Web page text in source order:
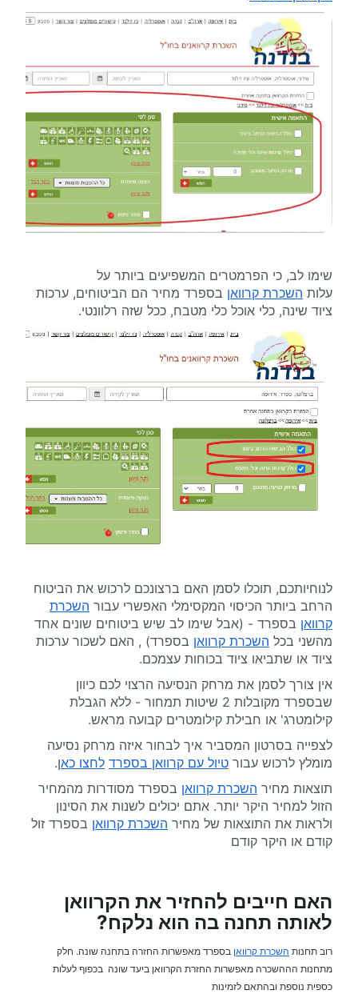
שימו לב, כי הפרמטרים המשפיעים ביותר על
עלות השכרת קרוואן בספרד מחיר הם הביטוחים, ערכות
ציוד שינה, כלי אוכל כלי מטבח, ככל שזה רלוונטי.
לנוחיותכם, תוכלו לסמן האם ברצונכם לרכוש את הביטוח
הרחב ביותר הכיסוי המקסימלי האפשרי עבור השכרת
קרוואן בספרד - (אבל שימו לב שיש ביטוחים שונים אחד
מהשני בכל השכרת קרוואן בספרד) , האם לשכור ערכות
ציוד או שתביאו ציוד בכוחות עצמכם.
אין צורך לסמן את מרחק הנסיעה הרצוי לכם כיוון
שבספרד מקובלות 2 שיטות תמחור - ללא הגבלת
קילומטרג' או חבילת קילומטרים קבועה מראש.
לצפייה בסרטון המסביר איך לבחור איזה מרחק נסיעה
מומלץ לרכוש עבור טיול עם קרוואן בספרד לחצו כאן.
תוצאות מחיר השכרת קרוואן בספרד מסודרות מהמחיר
הזול למחיר היקר יותר. אתם יכולים לשנות את הסינון
ולראות את התוצאות של מחיר השכרת קרוואן בספרד זול
קודם או היקר קודם
האם חייבים להחזיר את הקרוואן
לאותה תחנה בה הוא נלקח?
רוב תחנות השכרת קרוואן בספרד מאפשרות החזרה בתחנה שונה. חלק
מתחנות הההשכרה מאפשרות החזרת הקרוואן ביעד שונה בכפוף לעלות
כספית נוספת ובהתאם לזמינות